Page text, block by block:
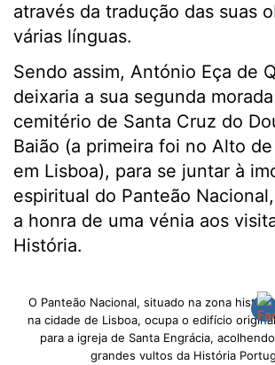
através da tradução das suas
várias línguas.
Sendo assim, António Eça de
deixaria a sua segunda
cemitério de Santa Cruz do
Baião (a primeira foi no Alto
em Lisboa), para se juntar à
espiritual do Panteão
a honra de uma vénia aos
História.
O Panteão Nacional, situado na zona
na cidade de Lisboa, ocupa o edifício
para a igreja de Santa Engrácia,
grandes vultos da História